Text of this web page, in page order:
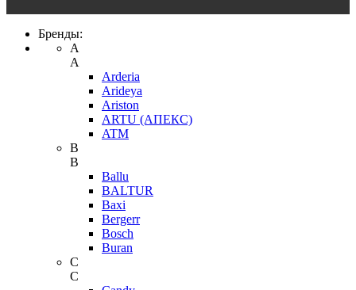
Бренды:
A
A
Arderia
Arideya
Ariston
ARTU (АПЕКС)
ATM
B
B
Ballu
BALTUR
Baxi
Bergerr
Bosch
Buran
C
C